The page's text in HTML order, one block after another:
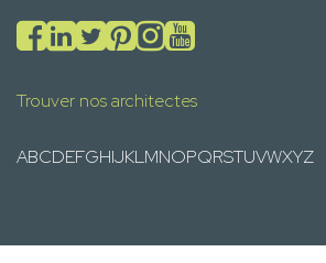
Trouver nos architectes
ABCDEFGHIJKLMNOPQRSTUVWXYZ